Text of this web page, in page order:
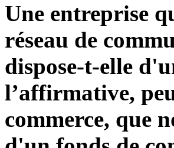
Une entreprise
réseau de
dispose-t-elle
l’affirmative,
commerce, que